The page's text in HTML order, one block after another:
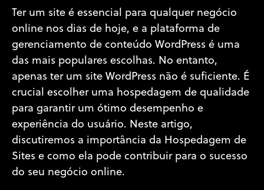
Ter um site é essencial para qualquer negócio
online nos dias de hoje, e a plataforma de
gerenciamento de conteúdo WordPress é uma
das mais populares escolhas. No entanto,
apenas ter um site WordPress não é suficiente. É
crucial escolher uma hospedagem de qualidade
para garantir um ótimo desempenho e
experiência do usuário. Neste artigo,
discutiremos a importância da Hospedagem de
Sites e como ela pode contribuir para o sucesso
do seu negócio online.